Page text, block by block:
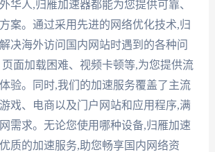
华人,归雁加速器都能为您提供可靠、
案。通过采用先进的网络优化技术,归
决海外访问国内网站时遇到的各种问
面加载困难、视频卡顿等,为您提供流
验。同时,我们的加速服务覆盖了主流
戏、电商以及门户网站和应用程序,满
需求。无论您使用哪种设备,归雁加速
质的加速服务,助您畅享国内网络资